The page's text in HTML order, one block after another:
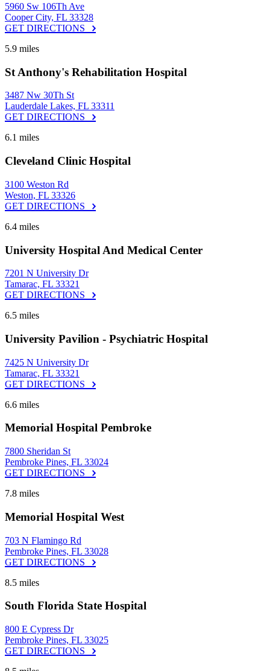
5960 Sw 106Th Ave
Cooper City, FL 33328
GET DIRECTIONS
5.9 miles
St Anthony's Rehabilitation Hospital
3487 Nw 30Th St
Lauderdale Lakes, FL 33311
GET DIRECTIONS
6.1 miles
Cleveland Clinic Hospital
3100 Weston Rd
Weston, FL 33326
GET DIRECTIONS
6.4 miles
University Hospital And Medical Center
7201 N University Dr
Tamarac, FL 33321
GET DIRECTIONS
6.5 miles
University Pavilion - Psychiatric Hospital
7425 N University Dr
Tamarac, FL 33321
GET DIRECTIONS
6.6 miles
Memorial Hospital Pembroke
7800 Sheridan St
Pembroke Pines, FL 33024
GET DIRECTIONS
7.8 miles
Memorial Hospital West
703 N Flamingo Rd
Pembroke Pines, FL 33028
GET DIRECTIONS
8.5 miles
South Florida State Hospital
800 E Cypress Dr
Pembroke Pines, FL 33025
GET DIRECTIONS